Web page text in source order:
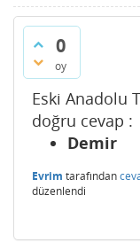
0
oy
Eski Anadolu
doğru cevap :
Demir
Evrim tarafından
düzenlendi